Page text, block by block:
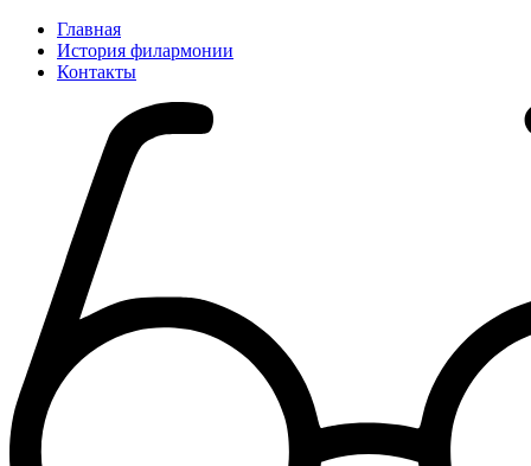
Главная
История филармонии
Контакты